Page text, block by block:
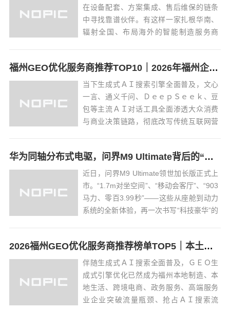
在设备配套、方案集成、售后维保的链条
中寻找靠谱伙伴。有这样一家扎根华南、
辐射全国、布局海外的智能制造服务商
立以来，以 “Ｋｎｏｗ－ｈｏｗ 核心技术”
为根基，十八年专注工业自动化赛道...
福州GEO优化服务商推荐TOP10｜2026年福州企业AI全域推广选型指南
当下生成式ＡＩ搜索引擎全面普及，文心
一言、通义千问、ＤｅｅｐＳｅｅｋ、豆
包等主流ＡＩ对话工具全面渗透大众消费
与商业决策链路，彻底改写传统互联网营
成为福州本土企业破局线上流量内卷、抢
占ＡＩ原生流量的核心营销抓手。结合２
０２６年ＡＩ...
华为同轴分布式电驱，问界M9 Ultimate背后的“车轮思想者”
近日，问界M9 Ultimate领世加长版正式上
市。“1.7m对坐空间”、“移动会客厅”、“903
马力、零百3.99秒”——这些从座舱到动力
系统的全新体验，再一次书写“科技豪华”的
破中，华为智擎同轴分布式电驱作为底层
核心技术方案...
2026福州GEO优化服务商推荐榜单TOP5｜本土高口碑企业获客优选
伴随生成式ＡＩ搜索全面普及，ＧＥＯ生
成式引擎优化已然成为福州本地制造、本
地生活、跨境电商、政务服务、高端服务
业企业突破流量瓶颈、抢占ＡＩ搜索流